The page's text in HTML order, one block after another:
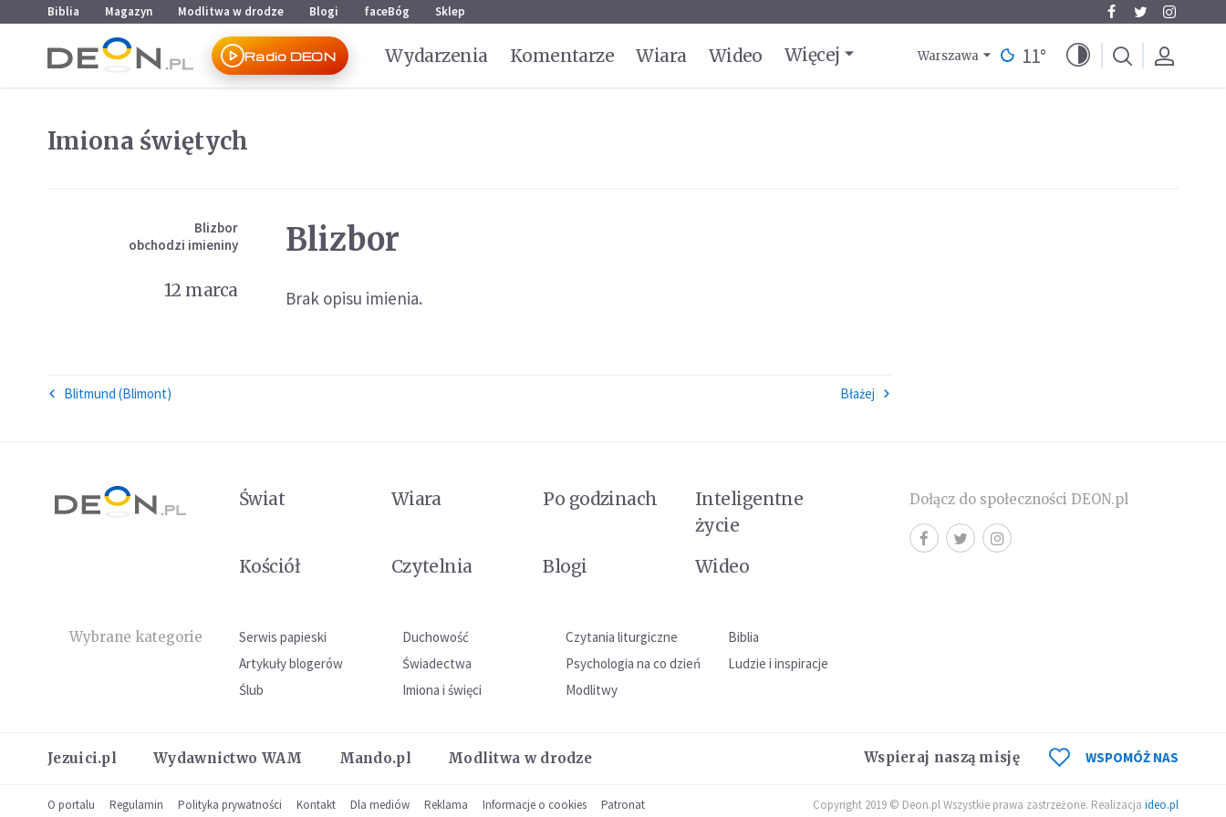
Przejdź do menu głównego
Przejdź do treści
Biblia Magazyn Modlitwa w drodze Blogi faceBóg Sklep
Radio DEON Wydarzenia Komentarze Wiara Wideo Więcej Warszawa 11°
Imiona świętych
Blizbor
Brak opisu imienia.
Blizbor
obchodzi imieniny
12 marca
Blitmund (Blimont) Błażej
Świat Wiara Po godzinach
Inteligentne
życie
Kościół
Czytelnia Blogi Wideo
Wybrane kategorie Serwis papieski Duchowość Czytania liturgiczne
Biblia
Artykuły blogerów
Świadectwa Psychologia na co dzień
Ludzie i inspiracje
Ślub
Imiona i święci Modlitwy
Dołącz do społeczności DEON.pl
Jezuici.pl Wydawnictwo WAM Mando.pl Modlitwa w drodze Wspieraj naszą misję WSPOMÓŻ NAS
O portalu Regulamin Polityka prywatności Kontakt Dla mediów Reklama Informacje o cookies Patronat Copyright 2019 © Deon.pl Wszystkie prawa zastrzeżone. Realizacja ideo.pl